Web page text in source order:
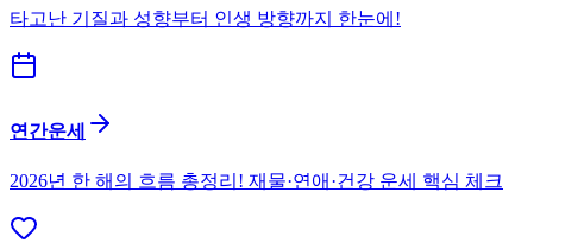
타고난 기질과 성향부터 인생 방향까지 한눈에!
연간운세
2026년 한 해의 흐름 총정리! 재물·연애·건강 운세 핵심 체크